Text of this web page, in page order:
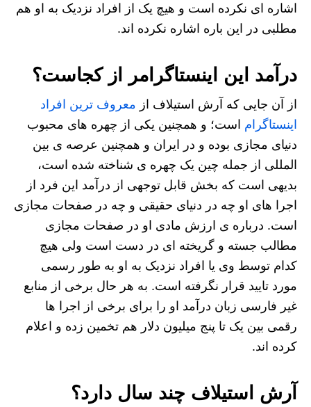
اشاره ای نکرده است و هیچ یک از افراد نزدیک به او هم
مطلبی در این باره اشاره نکرده اند.
درآمد این اینستاگرامر از کجاست؟
از آن جایی که آرش استیلاف از معروف ترین افراد
اینستاگرام است؛ و همچنین یکی از چهره های محبوب
دنیای مجازی بوده و در ایران و همچنین عرصه ی بین
المللی از جمله چین یک چهره ی شناخته شده است،
بدیهی است که بخش قابل توجهی از درآمد این فرد از
اجرا های او چه در دنیای حقیقی و چه در صفحات مجازی
است. درباره ی ارزش مادی او در صفحات مجازی
مطالب جسته و گریخته ای در دست است ولی هیچ
کدام توسط وی یا افراد نزدیک به او به طور رسمی
مورد تایید قرار نگرفته است. به هر حال برخی از منابع
غیر فارسی زبان درآمد او را برای برخی از اجرا ها
رقمی بین یک تا پنج میلیون دلار هم تخمین زده و اعلام
کرده اند.
آرش استیلاف چند سال دارد؟